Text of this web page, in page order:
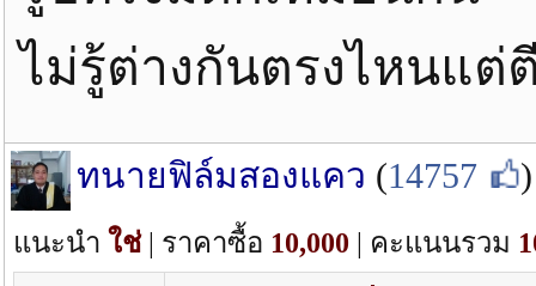
ไม่รู้ต่างกันตรงไหนแต่
ทนายฟิล์มสองแคว (14757 )
แนะนำ ใช่| ราคาซื้อ 10,000 | คะแนนรวม